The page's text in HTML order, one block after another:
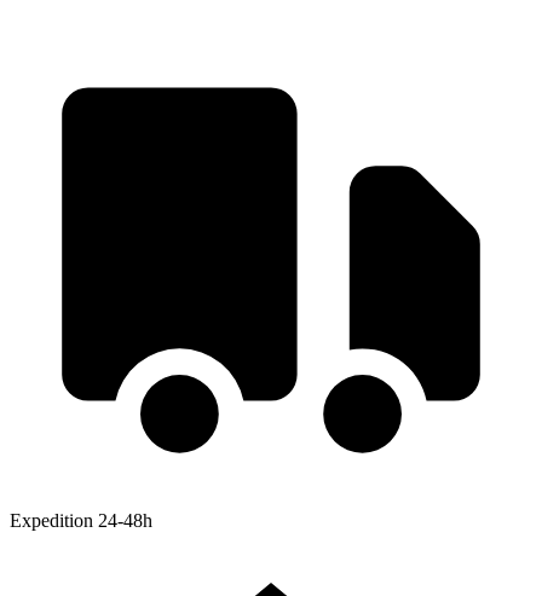
Expedition 24-48h